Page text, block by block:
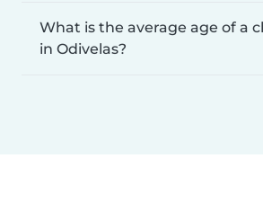
What is the average age of a
in Odivelas?